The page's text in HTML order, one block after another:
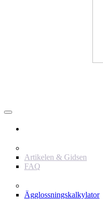
Artikelen & Gidsen
FAQ
Ägglossningskalkylator